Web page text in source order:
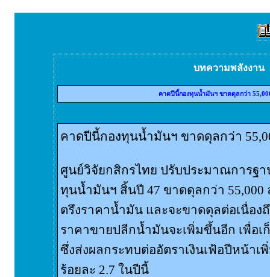
บทความพลังงาน
คาดปีนี้กองทุนน้ำมันฯ ขาดดุลกว่า
คาดปีนี้กองทุนน้ำมันฯ ขาดดุลกว่า
ศูนย์วิจัยกสิกรไทย ปรับประมาณการฐ
ทุนน้ำมันฯ สิ้นปี 47 ขาดดุลกว่า 55,000
ตรึงราคาน้ำมัน และจะขาดดุลต่อเนื่อง
ราคาขายปลีกน้ำมันจะเพิ่มขึ้นอีก เพื่อ
ซึ่งส่งผลกระทบต่ออัตราเงินเฟ้อปีหน้าเ
ร้อยละ 2.7 ในปีนี้